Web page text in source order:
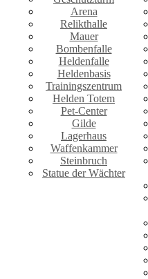
Arena
Relikthalle
Mauer
Bombenfalle
Heldenfalle
Heldenbasis
Trainingszentrum
Helden Totem
Pet-Center
Gilde
Lagerhaus
Waffenkammer
Steinbruch
Statue der Wächter